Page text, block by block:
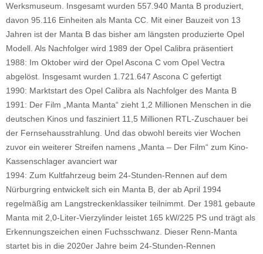
Werksmuseum. Insgesamt wurden 557.940 Manta B produziert,
davon 95.116 Einheiten als Manta CC. Mit einer Bauzeit von 13
Jahren ist der Manta B das bisher am längsten produzierte Opel
Modell. Als Nachfolger wird 1989 der Opel Calibra präsentiert
1988: Im Oktober wird der Opel Ascona C vom Opel Vectra
abgelöst. Insgesamt wurden 1.721.647 Ascona C gefertigt
1990: Marktstart des Opel Calibra als Nachfolger des Manta B
1991: Der Film „Manta Manta“ zieht 1,2 Millionen Menschen in die
deutschen Kinos und fasziniert 11,5 Millionen RTL-Zuschauer bei
der Fernsehausstrahlung. Und das obwohl bereits vier Wochen
zuvor ein weiterer Streifen namens „Manta – Der Film“ zum Kino-
Kassenschlager avanciert war
1994: Zum Kultfahrzeug beim 24-Stunden-Rennen auf dem
Nürburgring entwickelt sich ein Manta B, der ab April 1994
regelmäßig am Langstreckenklassiker teilnimmt. Der 1981 gebaute
Manta mit 2,0-Liter-Vierzylinder leistet 165 kW/225 PS und trägt als
Erkennungszeichen einen Fuchsschwanz. Dieser Renn-Manta
startet bis in die 2020er Jahre beim 24-Stunden-Rennen